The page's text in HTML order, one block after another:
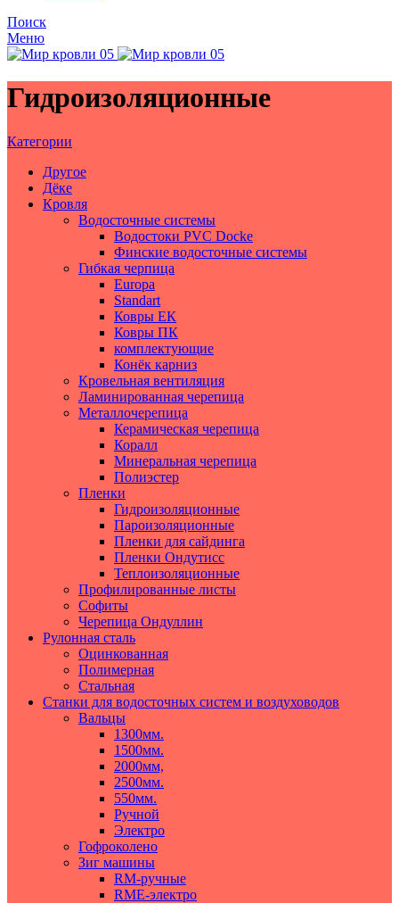
Поиск
Меню
Гидроизоляционные
Категории
Другое
Дёке
Кровля
Водосточные системы
Водостоки PVC Docke
Финские водосточные системы
Гибкая черпица
Europa
Standart
Ковры ЕК
Ковры ПК
комплектующие
Конёк карниз
Кровельная вентиляция
Ламинированная черепица
Металлочерепица
Керамическая черепица
Коралл
Минеральная черепица
Полиэстер
Пленки
Гидроизоляционные
Пароизоляционные
Пленки для сайдинга
Пленки Ондутисс
Теплоизоляционные
Профилированные листы
Софиты
Черепица Ондуллин
Рулонная сталь
Оцинкованная
Полимерная
Стальная
Станки для водосточных систем и воздуховодов
Вальцы
1300мм.
1500мм.
2000мм,
2500мм.
550мм.
Ручной
Электро
Гофроколено
Зиг машины
RM-ручные
RME-электро